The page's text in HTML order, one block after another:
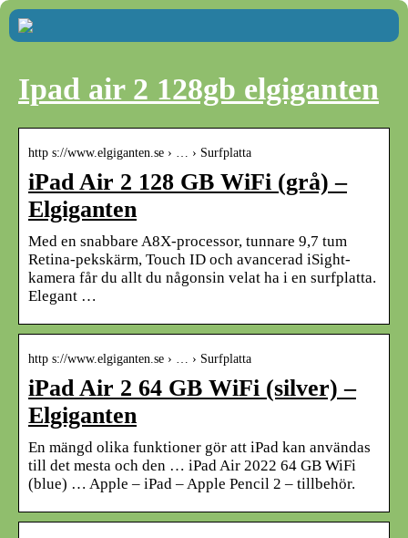
Ipad air 2 128gb elgiganten
http s://www.elgiganten.se › … › Surfplatta
iPad Air 2 128 GB WiFi (grå) –
Elgiganten
Med en snabbare A8X-processor, tunnare 9,7 tum
Retina-pekskärm, Touch ID och avancerad iSight-
kamera får du allt du någonsin velat ha i en surfplatta.
Elegant …
http s://www.elgiganten.se › … › Surfplatta
iPad Air 2 64 GB WiFi (silver) –
Elgiganten
En mängd olika funktioner gör att iPad kan användas
till det mesta och den … iPad Air 2022 64 GB WiFi
(blue) … Apple – iPad – Apple Pencil 2 – tillbehör.